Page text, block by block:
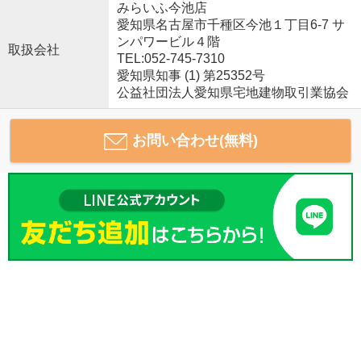
取扱会社
みらいふ今池店
愛知県名古屋市千種区今池１丁目6-7 サ
ンパワービル４階
TEL:052-745-7310
愛知県知事 (1) 第25352号
公益社団法人愛知県宅地建物取引業協会
お問い合わせ(無料)